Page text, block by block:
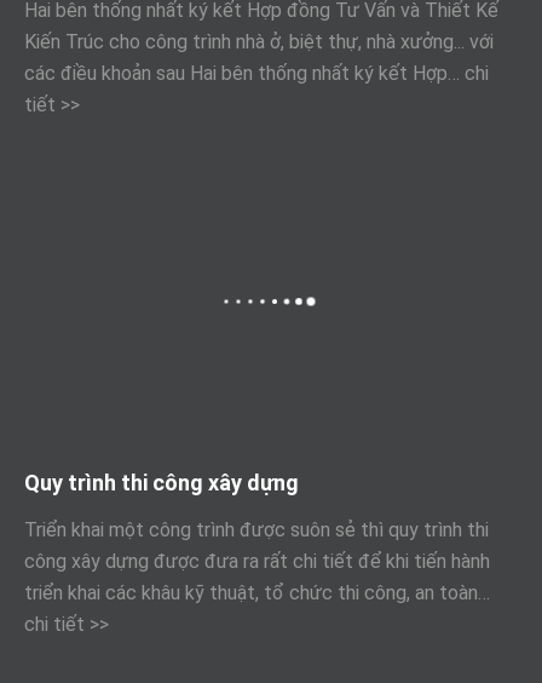
Hai bên thống nhất ký kết Hợp đồng Tư Vấn và Thiết Kế
Kiến Trúc cho công trình nhà ở, biệt thự, nhà xưởng... với
các điều khoản sau Hai bên thống nhất ký kết Hợp… chi
tiết >>
Quy trình thi công xây dựng
Triển khai một công trình được suôn sẻ thì quy trình thi
công xây dựng được đưa ra rất chi tiết để khi tiến hành
triển khai các khâu kỹ thuật, tổ chức thi công, an toàn…
chi tiết >>